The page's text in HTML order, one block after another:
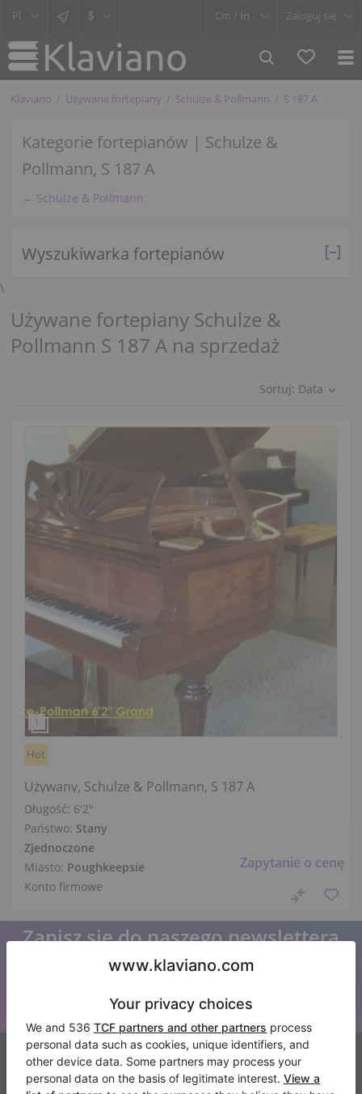
$ Cm / In Zaloguj się
Klaviano Używane fortepiany Schulze & Pollmann S 187 A
Kategorie fortepianów | Schulze &
Pollmann, S 187 A
← Schulze & Pollmann
Wyszukiwarka fortepianów
\
Używane fortepiany Schulze &
Pollmann S 187 A na sprzedaż
Sortuj: Data
Zapytanie o cenę
Hot
Używany, Schulze & Pollmann, S 187 A
Długość: 6′2″
Państwo: Stany
Zjednoczone
Miasto: Poughkeepsie
Konto firmowe
Zapisz się do naszego newslettera
Bądź na bieżąco z wszystkimi nowościami Klaviano
Klaviano